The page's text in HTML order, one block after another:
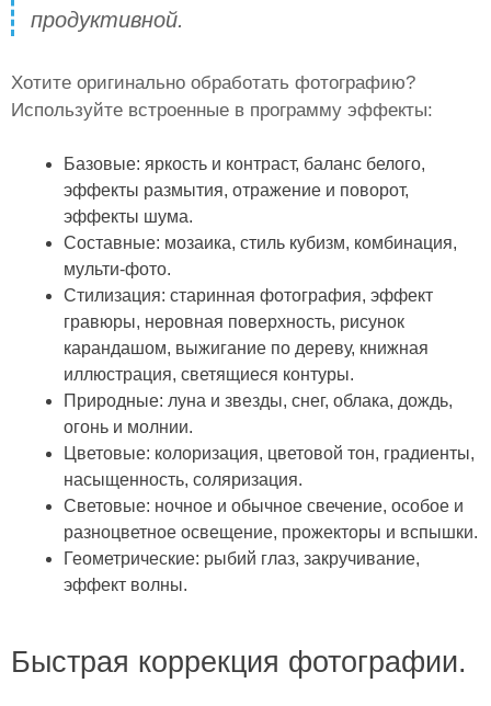
продуктивной.
Хотите оригинально обработать фотографию?
Используйте встроенные в программу эффекты:
Базовые: яркость и контраст, баланс белого,
эффекты размытия, отражение и поворот,
эффекты шума.
Составные: мозаика, стиль кубизм, комбинация,
мульти-фото.
Стилизация: старинная фотография, эффект
гравюры, неровная поверхность, рисунок
карандашом, выжигание по дереву, книжная
иллюстрация, светящиеся контуры.
Природные: луна и звезды, снег, облака, дождь,
огонь и молнии.
Цветовые: колоризация, цветовой тон, градиенты,
насыщенность, соляризация.
Световые: ночное и обычное свечение, особое и
разноцветное освещение, прожекторы и вспышки.
Геометрические: рыбий глаз, закручивание,
эффект волны.
Быстрая коррекция фотографии.